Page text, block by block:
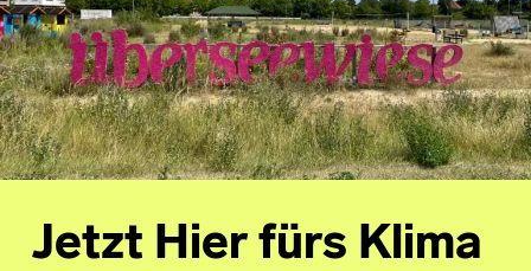
Jetzt Hier fürs Klima